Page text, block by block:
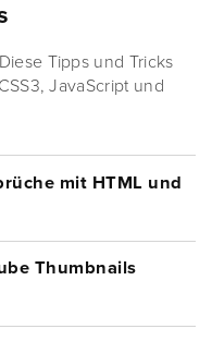
Tipps und Tricks
JavaScript und
mit HTML und
Thumbnails